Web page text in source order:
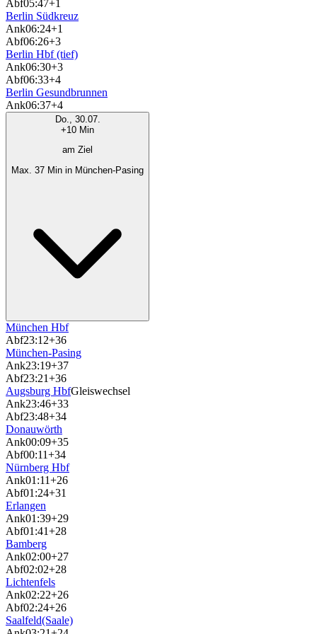
Abf05:47+1
Berlin Südkreuz
Ank06:24+1
Abf06:26+3
Berlin Hbf (tief)
Ank06:30+3
Abf06:33+4
Berlin Gesundbrunnen
Ank06:37+4
Do., 30.07.
+10 Min
am Ziel
Max. 37 Min in München-Pasing
München Hbf
Abf23:12+36
München-Pasing
Ank23:19+37
Abf23:21+36
Augsburg HbfGleiswechsel
Ank23:46+33
Abf23:48+34
Donauwörth
Ank00:09+35
Abf00:11+34
Nürnberg Hbf
Ank01:11+26
Abf01:24+31
Erlangen
Ank01:39+29
Abf01:41+28
Bamberg
Ank02:00+27
Abf02:02+28
Lichtenfels
Ank02:22+26
Abf02:24+26
Saalfeld(Saale)